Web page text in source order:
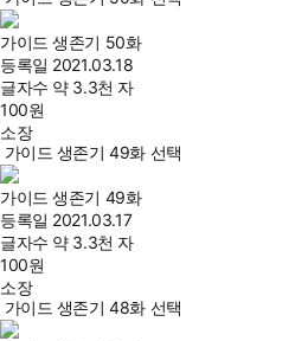
가이드 생존기 50화
등록일 2021.03.18
글자수 약 3.3천 자
100원
소장
가이드 생존기 49화 선택
가이드 생존기 49화
등록일 2021.03.17
글자수 약 3.3천 자
100원
소장
가이드 생존기 48화 선택